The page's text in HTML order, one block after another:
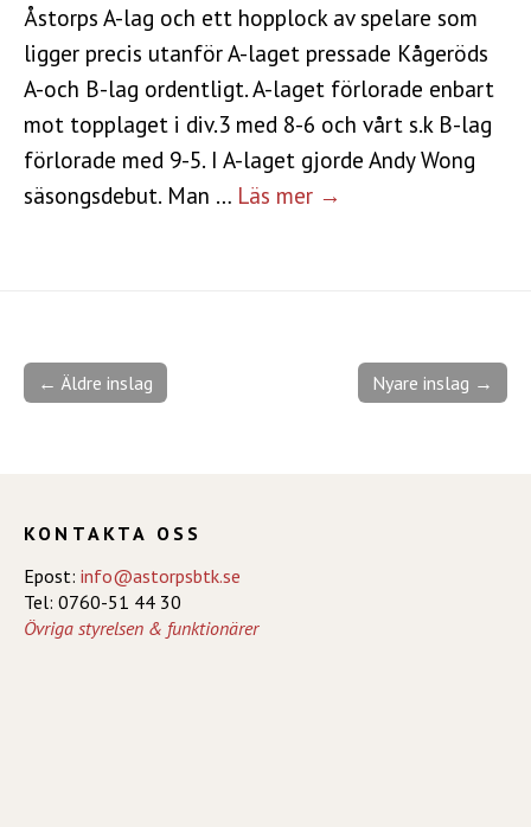
Åstorps A-lag och ett hopplock av spelare som
ligger precis utanför A-laget pressade Kågeröds
A-och B-lag ordentligt. A-laget förlorade enbart
mot topplaget i div.3 med 8-6 och vårt s.k B-lag
förlorade med 9-5. I A-laget gjorde Andy Wong
säsongsdebut. Man … Läs mer →
← Äldre inslag Nyare inslag →
KONTAKTA OSS
Epost: info@astorpsbtk.se
Tel: 0760-51 44 30
Övriga styrelsen & funktionärer